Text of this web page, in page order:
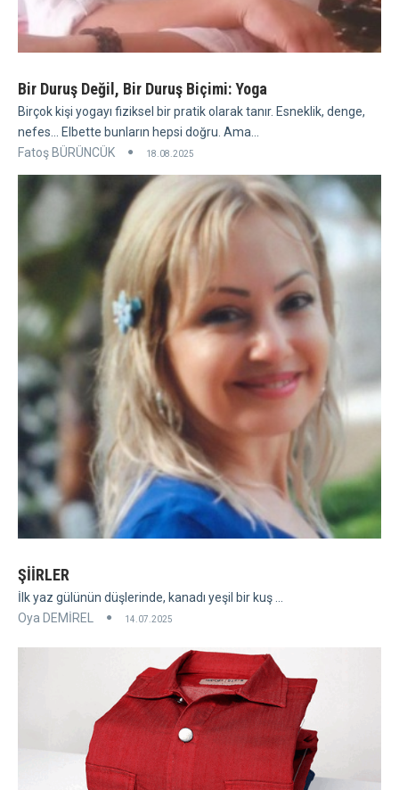
Bir Duruş Değil, Bir Duruş Biçimi: Yoga
Birçok kişi yogayı fiziksel bir pratik olarak tanır. Esneklik, denge,
nefes... Elbette bunların hepsi doğru. Ama...
Fatoş BÜRÜNCÜK
18.08.2025
ŞİİRLER
İlk yaz gülünün düşlerinde, kanadı yeşil bir kuş ...
Oya DEMİREL
14.07.2025